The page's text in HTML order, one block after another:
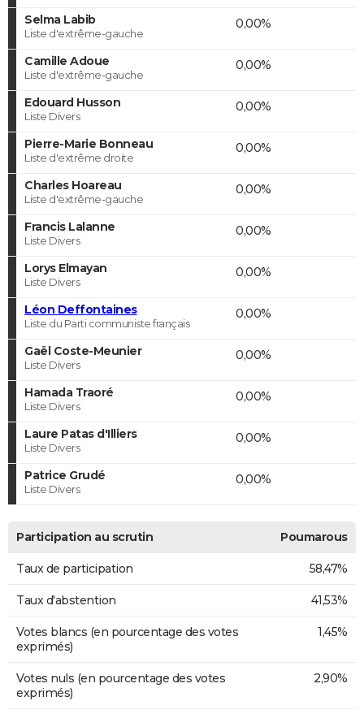
Selma Labib
Liste d'extrême-gauche
0,00%
Camille Adoue
Liste d'extrême-gauche
0,00%
Edouard Husson
Liste Divers
0,00%
Pierre-Marie Bonneau
Liste d'extrême droite
0,00%
Charles Hoareau
Liste d'extrême-gauche
0,00%
Francis Lalanne
Liste Divers
0,00%
Lorys Elmayan
Liste Divers
0,00%
Léon Deffontaines
Liste du Parti communiste français
0,00%
Gaël Coste-Meunier
Liste Divers
0,00%
Hamada Traoré
Liste Divers
0,00%
Laure Patas d'Illiers
Liste Divers
0,00%
Patrice Grudé
Liste Divers
0,00%
Participation au scrutin Poumarous
Taux de participation 58,47%
Taux d'abstention 41,53%
Votes blancs (en pourcentage des votes
exprimés)
1,45%
Votes nuls (en pourcentage des votes
exprimés)
2,90%